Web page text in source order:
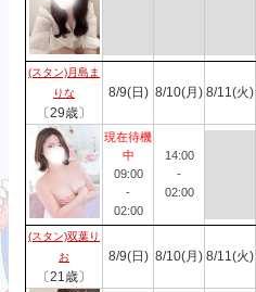
(スタン)月島ま
りな
〔29歳〕
8/9(日) 8/10(月) 8/11(火)
現在待機
中
09:00
-
02:00
14:00
-
02:00
(スタン)双葉り
お
〔21歳〕
8/9(日) 8/10(月) 8/11(火)